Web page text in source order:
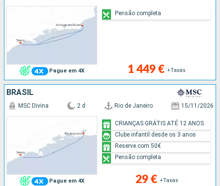
Pague em 4X 1 449 € +Taxas
Pensão completa
BRASIL
Pague em 4X
MSC Divina 2 d Rio de Janeiro 15/11/2026
29 € +Taxas
CRIANÇAS GRÁTIS ATÉ 12 ANOS
Clube infantil desde os 3 anos
Reserve com 50€
Pensão completa